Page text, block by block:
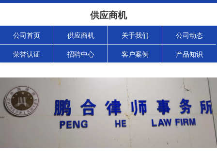
供应商机
公司首页 供应商机 关于我们 公司动态
荣誉认证 招聘中心 客户案例 产品知识